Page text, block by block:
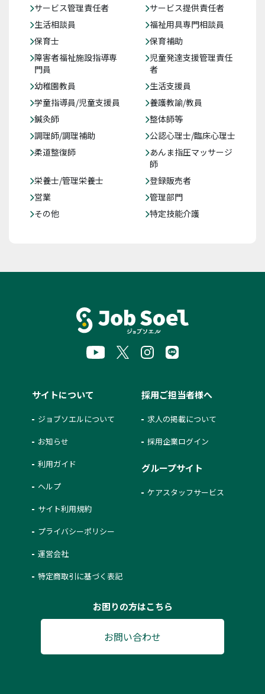
サービス管理責任者
サービス提供責任者
生活相談員
福祉用具専門相談員
保育士
保育補助
障害者福祉施設指導専
門員
児童発達支援管理責任
者
幼稚園教員
生活支援員
学童指導員/児童支援員
養護教諭/教員
鍼灸師
整体師等
調理師/調理補助
公認心理士/臨床心理士
柔道整復師
あんま指圧マッサージ
師
栄養士/管理栄養士
登録販売者
営業
管理部門
その他
特定技能介護
サイトについて
ジョブソエルについて
お知らせ
利用ガイド
ヘルプ
サイト利用規約
プライバシーポリシー
運営会社
特定商取引に基づく表記
採用ご担当者様へ
求人の掲載について
採用企業ログイン
グループサイト
ケアスタッフサービス
お困りの方はこちら
お問い合わせ